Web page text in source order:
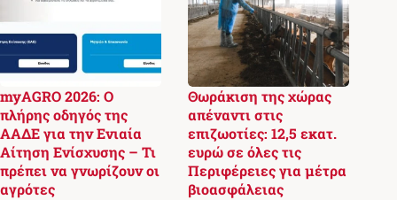
myAGRO 2026: Ο
πλήρης οδηγός της
ΑΑΔΕ για την Ενιαία
Αίτηση Ενίσχυσης – Τι
πρέπει να γνωρίζουν οι
αγρότες
Θωράκιση της χώρας
απέναντι στις
επιζωοτίες: 12,5 εκατ.
ευρώ σε όλες τις
Περιφέρειες για μέτρα
βιοασφάλειας